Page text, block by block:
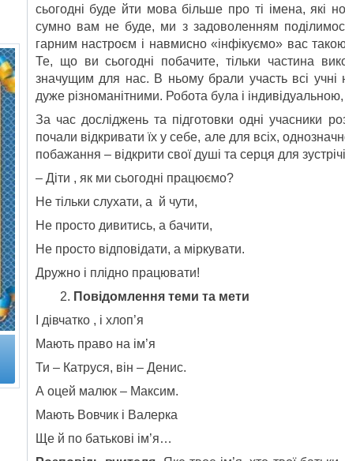
сьогодні буде йти мова більше про ті імена, які
сумно вам не буде, ми з задоволенням
гарним настроєм і навмисно «інфікуємо» вас
Те, що ви сьогодні побачите, тільки частина
значущим для нас. В ньому брали участь всі
дуже різноманітними. Робота була і
За час досліджень та підготовки одні учасники
почали відкривати їх у себе, але для всіх,
побажання – відкрити свої душі та серця для
– Діти , як ми сьогодні працюємо?
Не тільки слухати, а й чути,
Не просто дивитись, а бачити,
Не просто відповідати, а міркувати.
Дружно і плідно працювати!
Повідомлення теми та мети
І дівчатко , і хлоп’я
Мають право на ім’я
Ти – Катруся, він – Денис.
А оцей малюк – Максим.
Мають Вовчик і Валерка
Ще й по батькові ім’я…